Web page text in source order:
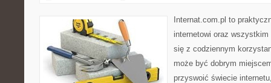
Internat.com.pl to
internetowi oraz
się z codziennym
może być dobrym
przyswoić świecie